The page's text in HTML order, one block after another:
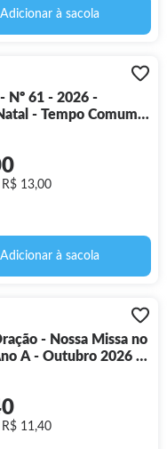
Adicionar à sacola
Nº 61 - 2026 -
- Tempo Comum I
13,00
Adicionar à sacola
- Nossa Missa no
A - Outubro 2026 -
11,40